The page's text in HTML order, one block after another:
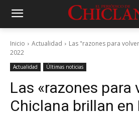
Inicio Actualidad
Las "razones para
2022
Actualidad Últimas noticias
Las «razones para
Chiclana brillan en